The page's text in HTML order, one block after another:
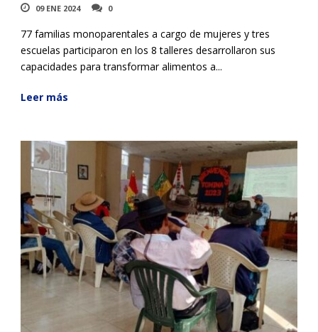
09 ENE 2024 0
77 familias monoparentales a cargo de mujeres y tres
escuelas participaron en los 8 talleres desarrollaron sus
capacidades para transformar alimentos a...
Leer más